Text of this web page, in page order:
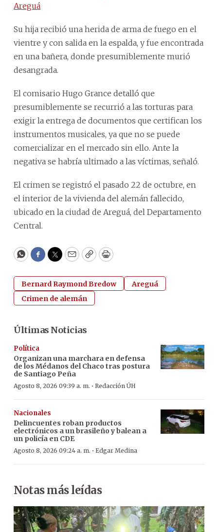
Areguá
Su hija recibió una herida de arma de fuego en el
vientre y con salida en la espalda, y fue encontrada
en una bañera, donde presumiblemente murió
desangrada.
El comisario Hugo Grance detalló que
presumiblemente se recurrió a las torturas para
exigir la entrega de documentos que certifican los
instrumentos musicales, ya que no se puede
comercializar en el mercado sin ello. Ante la
negativa se habría ultimado a las víctimas, señaló.
El crimen se registró el pasado 22 de octubre, en
el interior de la vivienda del alemán fallecido,
ubicado en la ciudad de Areguá, del Departamento
Central.
WhatsApp
Facebook
Twitter
EmailCopyPrint
Bernard Raymond Bredow
Areguá
Crimen de alemán
Últimas Noticias
Política
Organizan una marchara en defensa
de los Médanos del Chaco tras postura
de Santiago Peña
Agosto 8, 2026 09:39 a. m. · Redacción ÚH
Nacionales
Delincuentes roban productos
electrónicos a un brasileño y balean a
un policía en CDE
Agosto 8, 2026 09:24 a. m. · Edgar Medina
Notas más leídas